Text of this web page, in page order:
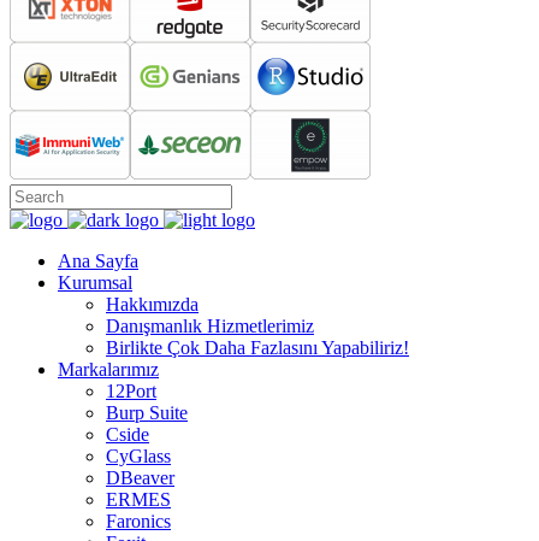
Ana Sayfa
Kurumsal
Hakkımızda
Danışmanlık Hizmetlerimiz
Birlikte Çok Daha Fazlasını Yapabiliriz!
Markalarımız
12Port
Burp Suite
Cside
CyGlass
DBeaver
ERMES
Faronics